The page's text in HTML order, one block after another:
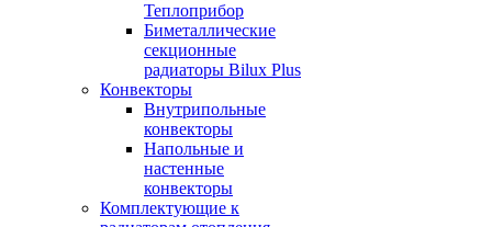
Теплоприбор
Биметаллические
секционные
радиаторы Bilux Plus
Конвекторы
Внутрипольные
конвекторы
Напольные и
настенные
конвекторы
Комплектующие к